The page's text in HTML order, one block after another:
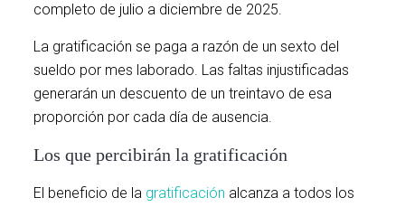
completo de julio a diciembre de 2025.
La gratificación se paga a razón de un sexto del
sueldo por mes laborado. Las faltas injustificadas
generarán un descuento de un treintavo de esa
proporción por cada día de ausencia.
Los que percibirán la gratificación
El beneficio de la gratificación alcanza a todos los